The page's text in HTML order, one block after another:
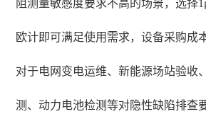
阻测量敏感度要求不高的场景，选择
欧计即可满足使用需求，设备采购成
对于电网变电运维、新能源场站验收
测、动力电池检测等对隐性缺陷排查